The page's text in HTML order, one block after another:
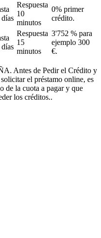
Respuesta
10
minutos
0% primer
crédito.
Respuesta
15
minutos
3'752 % para
ejemplo 300
€.
Antes de Pedir el Crédito y
el préstamo online, es
de la cuota a pagar y que
los créditos..